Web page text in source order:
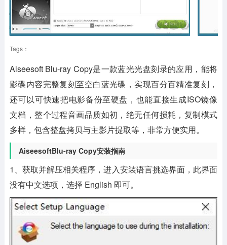
Tags：
Aiseesoft Blu-ray Copy是一款蓝光光盘刻录的应用，能将
影碟内容完整复刻至空白蓝光碟，实现百分百精准复刻，
还可以可快速把电影备份至硬盘，也能直接生成ISO镜像
文档，整个过程音画品质如初，绝无任何损耗，复制模式
多样，包含整盘拷贝与主影片提取等，非常方便实用。
AiseesoftBlu-ray Copy安装指南
1、获取并解压相关程序，进入安装语言挑选界面，此界面
没有中文选项，选择 English 即可。